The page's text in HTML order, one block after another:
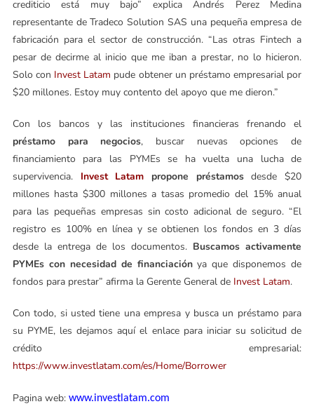
crediticio está muy bajo” explica Andrés Perez Medina
representante de Tradeco Solution SAS una pequeña empresa de
fabricación para el sector de construcción. “Las otras Fintech a
pesar de decirme al inicio que me iban a prestar, no lo hicieron.
Solo con Invest Latam pude obtener un préstamo empresarial por
$20 millones. Estoy muy contento del apoyo que me dieron.”
Con los bancos y las instituciones financieras frenando el
préstamo para negocios, buscar nuevas opciones de
financiamiento para las PYMEs se ha vuelta una lucha de
supervivencia. Invest Latam propone préstamosdesde $20
millones hasta $300 millones a tasas promedio del 15% anual
para las pequeñas empresas sin costo adicional de seguro. “El
registro es 100% en línea y se obtienen los fondos en 3 días
desde la entrega de los documentos. Buscamos activamente
PYMEs con necesidad de financiaciónya que disponemos de
fondos para prestar” afirma la Gerente General de Invest Latam.
Con todo, si usted tiene una empresa y busca un préstamo para
su PYME, les dejamos aquí el enlace para iniciar su solicitud de
crédito empresarial:
https://www.investlatam.com/es/Home/Borrower
Pagina web: www.investlatam.com